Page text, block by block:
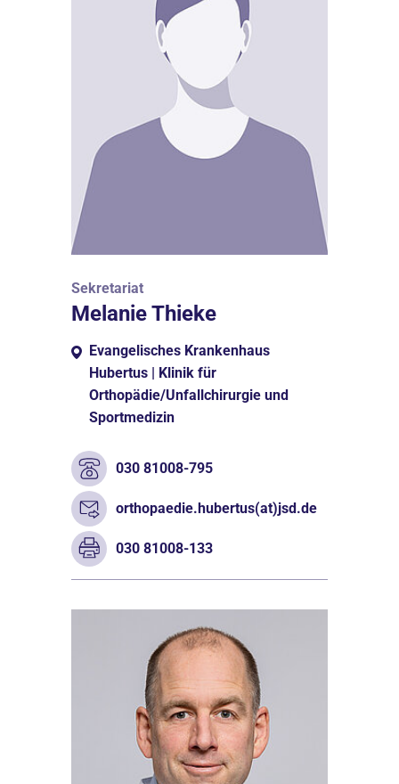
Sekretariat
Melanie Thieke
Evangelisches Krankenhaus
Hubertus | Klinik für
Orthopädie/Unfallchirurgie und
Sportmedizin
030 81008-795
orthopaedie.hubertus(at)jsd.de
030 81008-133